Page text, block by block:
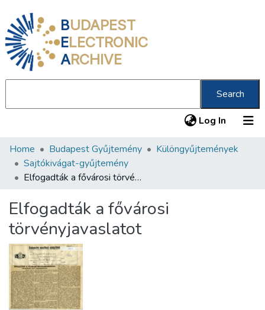
BUDAPEST
ELECTRONIC
ARCHIVE
Search
Log In (current)
Communities & Collections
All of DSpace
About us
Home Budapest Gyűjtemény
Különgyűjtemények
Sajtókivágat-gyűjtemény
Elfogadták a fővárosi törvényjavaslatot
Elfogadták a fővárosi
törvényjavaslatot